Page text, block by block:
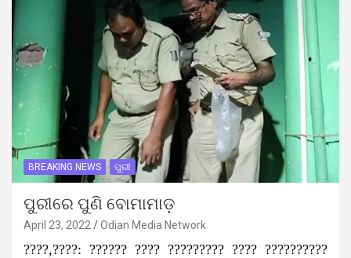
BREAKING NEWS ପୁରୀ
ପୁରୀରେ ପୁଣି ବୋମାମାଡ଼
April 23, 2022 Odian Media Network
????,????: ?????? ???? ????????? ???? ??????????